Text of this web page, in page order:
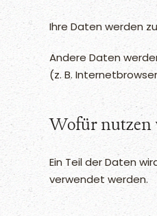
Ihre Daten werden
Andere Daten
(z. B.
Wofür
Ein Teil der Daten
verwendet werden.